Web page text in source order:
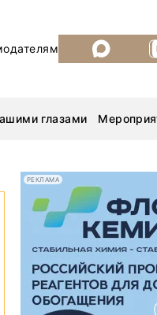
глазами
России и Майнинг 2026
Russia 2026
Новый сезон
РЕКЛАМА